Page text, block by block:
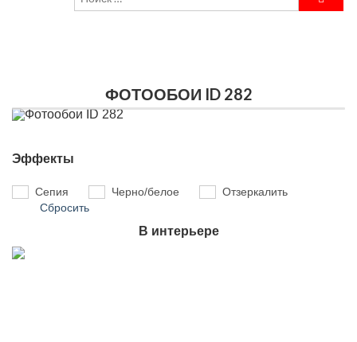
ФОТООБОИ ID 282
Эффекты
Сепия Черно/белое
Отзеркалить
Сбросить
В интерьере